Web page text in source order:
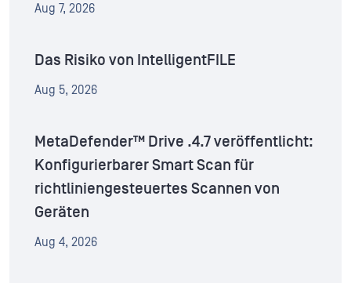
Aug 7, 2026
Das Risiko von IntelligentFILE
Aug 5, 2026
MetaDefender™ Drive .4.7 veröffentlicht:
Konfigurierbarer Smart Scan für
richtliniengesteuertes Scannen von
Geräten
Aug 4, 2026